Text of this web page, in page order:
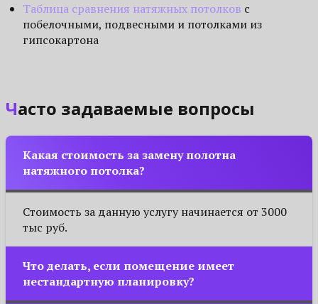
Таблица сравнения натяжных потолков с
побелочными, подвесными и потолками из
гипсокартона
Часто задаваемые вопросы
Какая стоимость за замену полотна
натяжного потолка?
Стоимость за данную услугу начинается от 3000
тыс руб.
Что делать, если помещение имеет
нестандартную планировку?